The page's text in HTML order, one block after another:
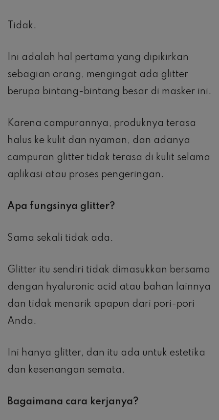
Tidak.
Ini adalah hal pertama yang dipikirkan
sebagian orang, mengingat ada glitter
berupa bintang-bintang besar di masker ini.
Karena campurannya, produknya terasa
halus ke kulit dan nyaman, dan adanya
campuran glitter tidak terasa di kulit selama
aplikasi atau proses pengeringan.
Apa fungsinya glitter?
Sama sekali tidak ada.
Glitter itu sendiri tidak dimasukkan bersama
dengan hyaluronic acid atau bahan lainnya
dan tidak menarik apapun dari pori-pori
Anda.
Ini hanya glitter, dan itu ada untuk estetika
dan kesenangan semata.
Bagaimana cara kerjanya?